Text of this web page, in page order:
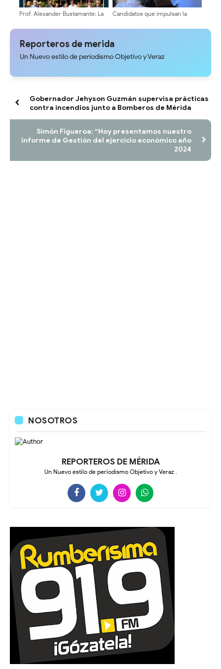
Prof. Alexander Bustamante: La
comienza en sus Escuelas y
Candidatos que impulsan la
agenda de encuentros
Reporteros de merida
Un Nuevo estilo de periodismo Objetivo y Veraz
Gobernador Jehyson Guzmán supervisa prácticas
contra incendios junto a Bomberos de Mérida
Simón Figueroa: “Hoy presentamos nuestro
informe de Gestión del ejercicio económico año
2024
NOSOTROS
REPORTEROS DE MÉRIDA
Un Nuevo estilo de periodismo Objetivo y Veraz .